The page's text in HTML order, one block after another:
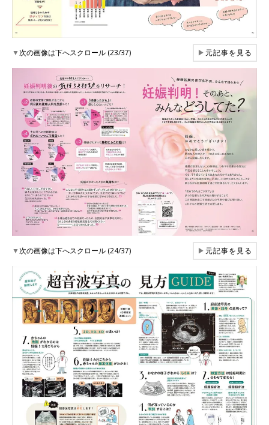
▼次の画像は下へスクロール (23/37) ▶元記事を見る
▼次の画像は下へスクロール (24/37) ▶元記事を見る